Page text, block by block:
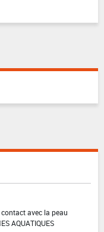
avec la peau
AQUATIQUES